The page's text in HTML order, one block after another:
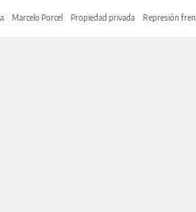
Marcelo Porcel Propiedad privada Represión